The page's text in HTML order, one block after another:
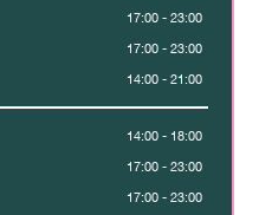
17:00 - 23:00
17:00 - 23:00
14:00 - 21:00
14:00 - 18:00
17:00 - 23:00
17:00 - 23:00